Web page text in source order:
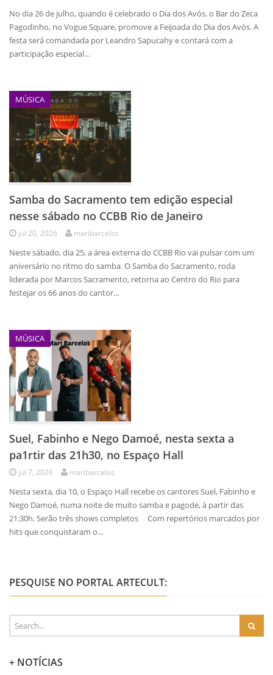
No dia 26 de julho, quando é celebrado o Dia dos Avós, o Bar do Zeca
Pagodinho, no Vogue Square, promove a Feijoada do Dia dos Avós. A
festa será comandada por Leandro Sapucahy e contará com a
participação especial…
MÚSICA
Samba do Sacramento tem edição especial
nesse sábado no CCBB Rio de Janeiro
jul 20, 2026 maribarcelos
Neste sábado, dia 25, a área externa do CCBB Rio vai pulsar com um
aniversário no ritmo do samba. O Samba do Sacramento, roda
liderada por Marcos Sacramento, retorna ao Centro do Rio para
festejar os 66 anos do cantor…
MÚSICA
Suel, Fabinho e Nego Damoé, nesta sexta a
pa1rtir das 21h30, no Espaço Hall
jul 7, 2026 maribarcelos
Nesta sexta, dia 10, o Espaço Hall recebe os cantores Suel, Fabinho e
Nego Damoé, numa noite de muito samba e pagode, à partir das
21:30h. Serão três shows completos Com repertórios marcados por
hits que conquistaram o…
PESQUISE NO PORTAL ARTECULT:
+ NOTÍCIAS